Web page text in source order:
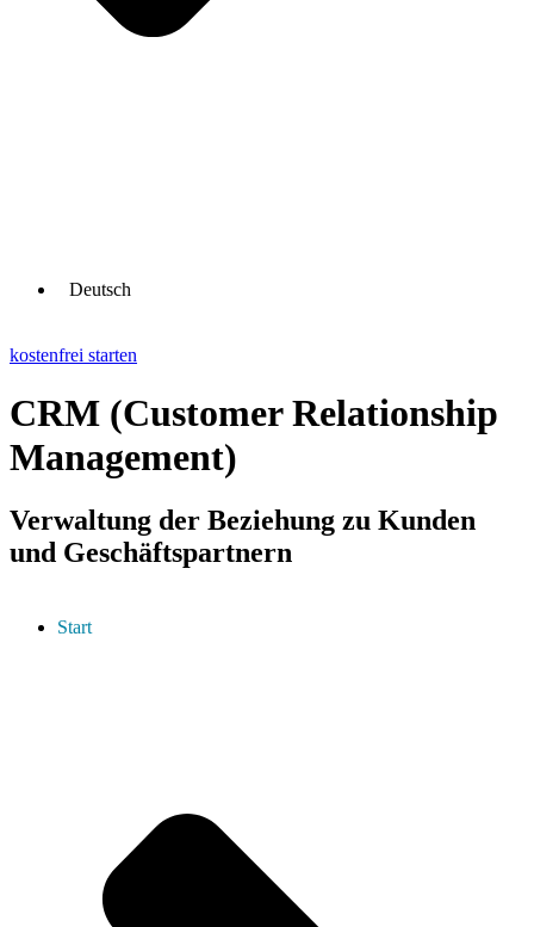
Deutsch
kostenfrei starten
CRM (Customer Relationship
Management)
Verwaltung der Beziehung zu Kunden
und Geschäftspartnern
Start